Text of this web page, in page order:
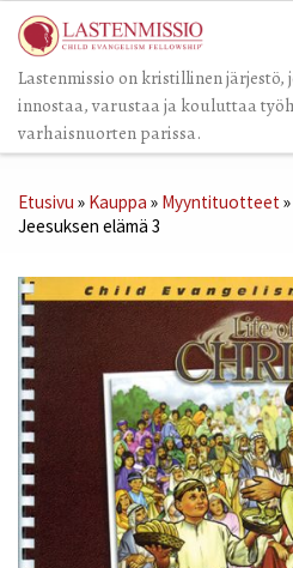
Skip to content
Lastenmissio on kristillinen järjestö,
innostaa, varustaa ja kouluttaa
varhaisnuorten parissa.
Etusivu » Kauppa » Myyntituotteet»
Jeesuksen elämä 3